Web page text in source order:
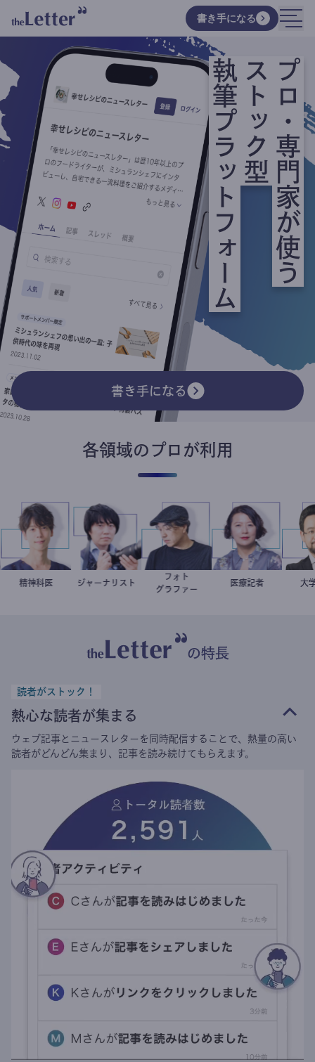
書き手になる
プロ・専門家が使う
ストック型
執筆プラットフォーム
書き手になる
各領域のプロが利用
藤野智哉
精神科医 志葉玲
ジャーナリスト 別所隆弘
フォト
グラファー
岩永直子
医療記者
の特長
読者がストック！
熱心な読者が集まる
ウェブ記事とニュースレターを同時配信することで、熱量の高い
読者がどんどん集まり、記事を読み続けてもらえます。